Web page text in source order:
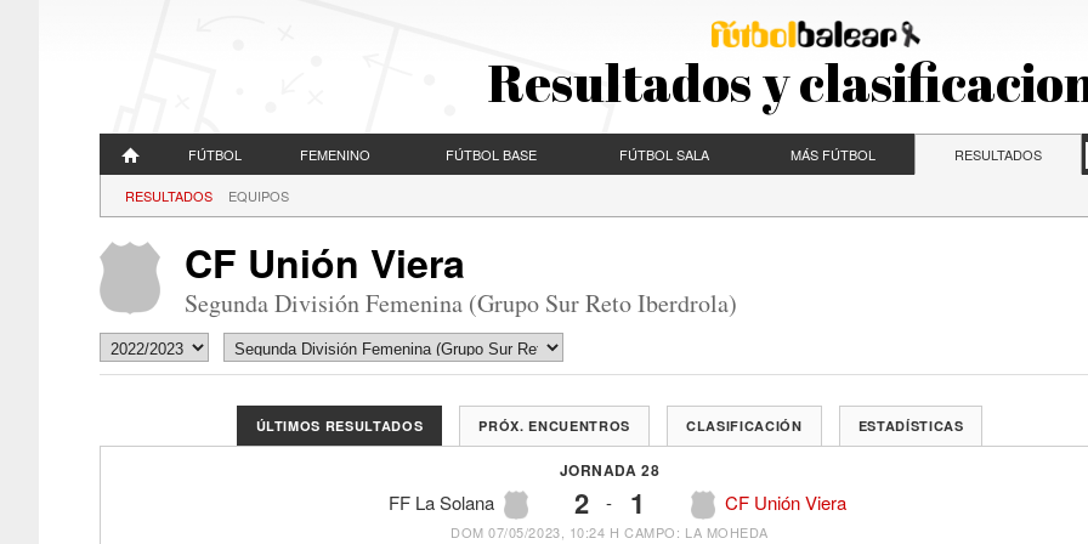
Resultados y
FÚTBOL FEMENINO FÚTBOL BASE FÚTBOL SALA MÁS FÚTBOL RESULTADOS
RESULTADOS EQUIPOS
CF Unión Viera
Segunda División Femenina (Grupo Sur Reto Iberdrola)
ÚLTIMOS RESULTADOS PRÓX. ENCUENTROS CLASIFICACIÓN ESTADÍSTICAS
JORNADA 28
FF La Solana 2 - CF Unión Viera
1
DOM 07/05/2023, 10:24 H CAMPO: LA MOHEDA